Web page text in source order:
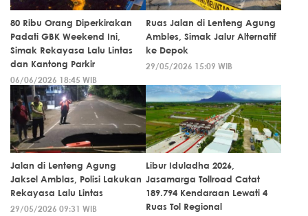
80 Ribu Orang Diperkirakan
Padati GBK Weekend Ini,
Simak Rekayasa Lalu Lintas
dan Kantong Parkir
06/06/2026 18:45 WIB
Ruas Jalan di Lenteng Agung
Ambles, Simak Jalur Alternatif
ke Depok
29/05/2026 15:09 WIB
Jalan di Lenteng Agung
Jaksel Amblas, Polisi Lakukan
Rekayasa Lalu Lintas
29/05/2026 09:31 WIB
Libur Iduladha 2026,
Jasamarga Tollroad Catat
189.794 Kendaraan Lewati 4
Ruas Tol Regional